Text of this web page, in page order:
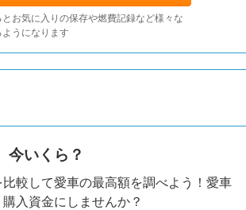
とお気に入りの保存や燃費記録など様々な
うになります
今いくら？
較して愛車の最高額を調べよう！愛車
入資金にしませんか？